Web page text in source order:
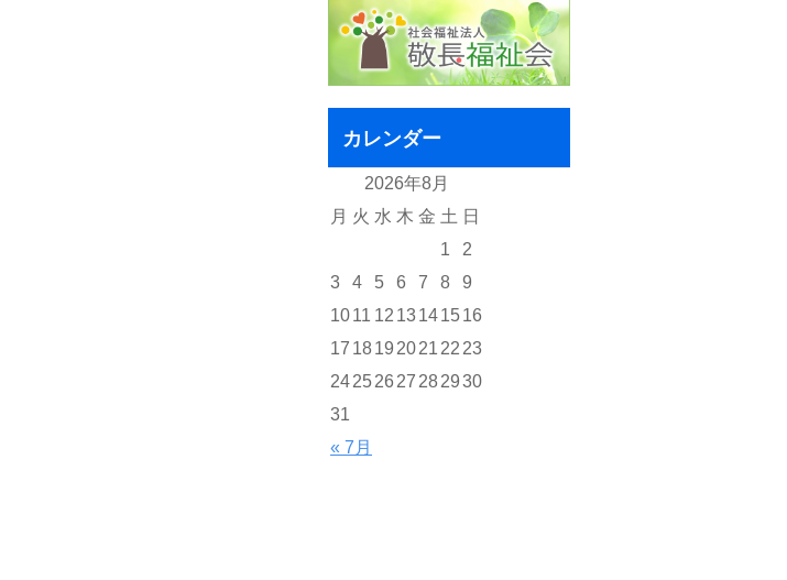
カレンダー
2026年8月
月 火 水 木 金 土 日
« 7月
1
2
3
4 5 6 7 8
9
1011 12 13141516
17 1819 2021 22 23
242526 27 282930
31